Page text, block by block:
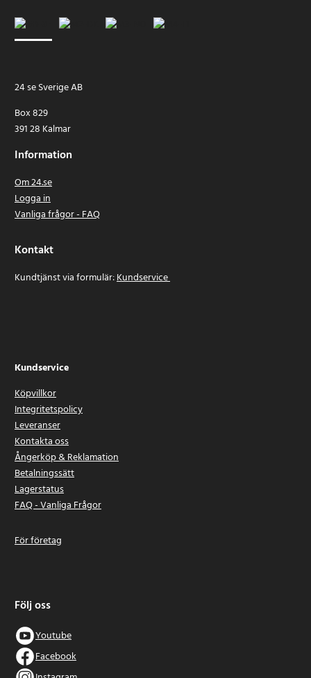
24 se Sverige AB
Box 829
391 28 Kalmar
Information
Om 24.se
Logga in
Vanliga frågor - FAQ
Kontakt
Kundtjänst via formulär:Kundservice
Kundservice
Köpvillkor
Integritetspolicy
Leveranser
Kontakta oss
Ångerköp & Reklamation
Betalningssätt
Lagerstatus
FAQ - Vanliga Frågor
För företag
Följ oss
Youtube
Facebook